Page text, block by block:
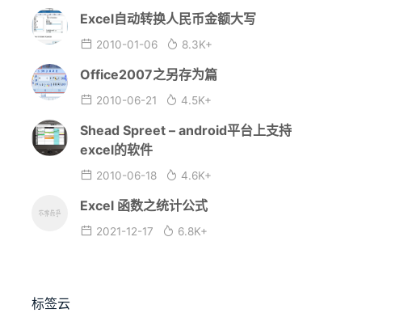
Excel自动转换人民币金额大写
2010-01-06 8.3K+
Office2007之另存为篇
2010-06-21 4.5K+
Shead Spreet – android平台上支持
excel的软件
2010-06-18 4.6K+
Excel 函数之统计公式
2021-12-17 6.8K+
标签云